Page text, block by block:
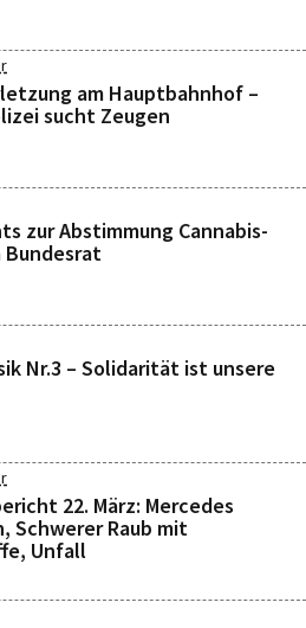
am Hauptbahnhof –
sucht Zeugen
zur Abstimmung Cannabis-
Bundesrat
Nr.3 – Solidarität ist unsere
22. März: Mercedes
Schwerer Raub mit
Unfall